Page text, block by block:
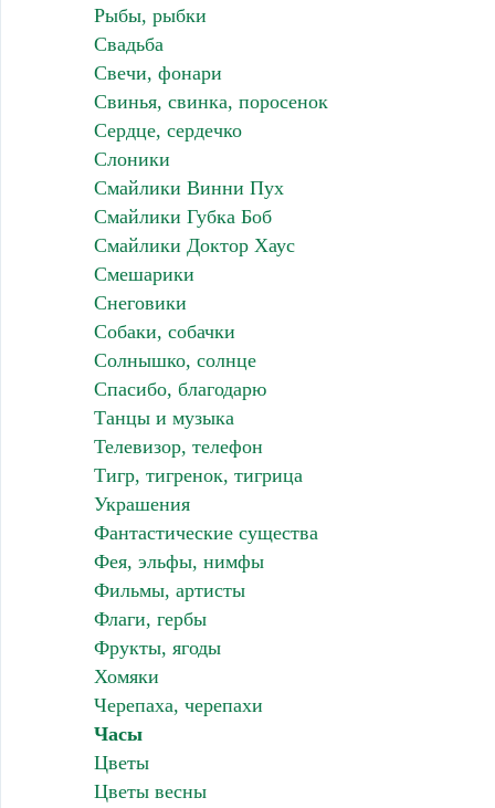
Рыбы, рыбки
Свадьба
Свечи, фонари
Свинья, свинка, поросенок
Сердце, сердечко
Слоники
Смайлики Винни Пух
Смайлики Губка Боб
Смайлики Доктор Хаус
Смешарики
Снеговики
Собаки, собачки
Солнышко, солнце
Спасибо, благодарю
Танцы и музыка
Телевизор, телефон
Тигр, тигренок, тигрица
Украшения
Фантастические существа
Фея, эльфы, нимфы
Фильмы, артисты
Флаги, гербы
Фрукты, ягоды
Хомяки
Черепаха, черепахи
Часы
Цветы
Цветы весны